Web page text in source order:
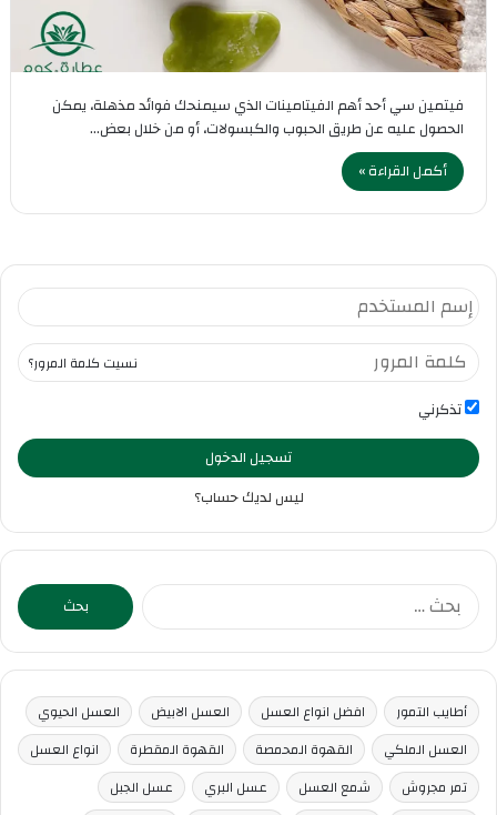
فيتمين سي أحد أهم الفيتامينات الذي سيمنحك فوائد مذهلة، يمكن
الحصول عليه عن طريق الحبوب والكبسولات، أو من خلال بعض…
أكمل القراءة »
نسيت كلمة المرور؟
تذكرني
تسجيل الدخول
ليس لديك حساب؟
البحث
عن:
أطايب التمور افضل انواع العسل العسل الابيض
العسل الحيوي
العسل الملكي
القهوة المحمصة القهوة المقطرة
انواع العسل
تمر مجروش
شمع العسل عسل البري
عسل الجبل